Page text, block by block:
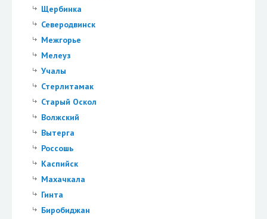
Щербинка
Северодвинск
Межгорье
Мелеуз
Учалы
Стерлитамак
Старый Оскол
Волжский
Вытерга
Россошь
Каспийск
Махачкала
Гинта
Биробиджан